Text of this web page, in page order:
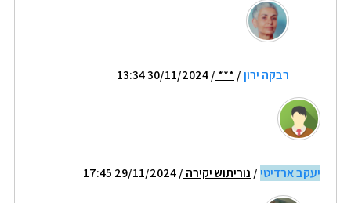
רבקה ירון/
***
/ 30/11/2024 13:34
יעקב ארדיטי/ נוריתוש יקירה/ 29/11/2024 17:45